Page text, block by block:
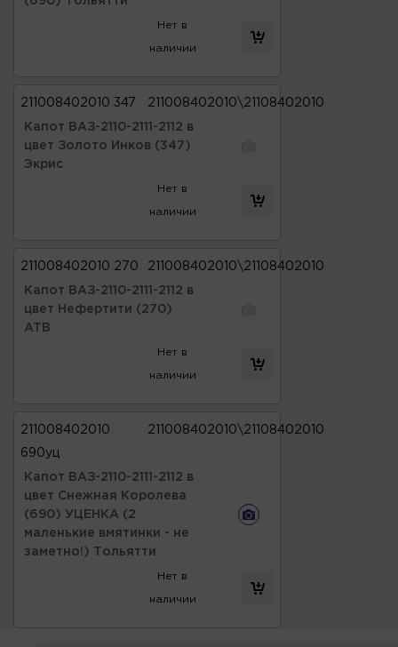
Нет в
наличии
211008402010 347 211008402010\21108402010
Капот ВАЗ-2110-2111-2112 в
цвет Золото Инков (347)
Экрис
Нет в
наличии
211008402010 270 211008402010\21108402010
Капот ВАЗ-2110-2111-2112 в
цвет Нефертити (270)
ATB
Нет в
наличии
211008402010
690уц
211008402010\21108402010
Капот ВАЗ-2110-2111-2112 в
цвет Снежная Королева
(690) УЦЕНКА (2
маленькие вмятинки - не
заметно!) Тольятти
Нет в
наличии